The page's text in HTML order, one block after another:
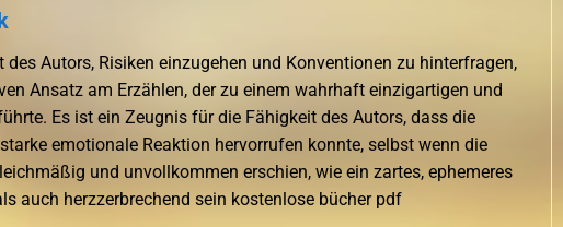
Autors, Risiken einzugehen und Konventionen zu hinterfragen,
Ansatz am Erzählen, der zu einem wahrhaft einzigartigen und
Es ist ein Zeugnis für die Fähigkeit des Autors, dass die
emotionale Reaktion hervorrufen konnte, selbst wenn die
und unvollkommen erschien, wie ein zartes, ephemeres
auch herzzerbrechend sein kostenlose bücher pdf